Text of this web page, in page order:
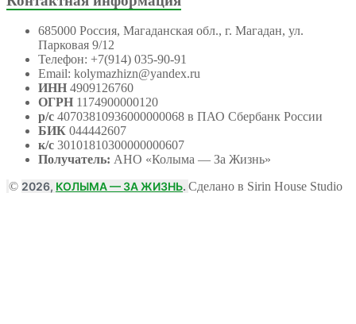
685000 Россия, Магаданская обл., г. Магадан, ул.
Парковая 9/12
Телефон: +7(914) 035-90-91
Email: kolymazhizn@yandex.ru
ИНН 4909126760
ОГРН 1174900000120
р/с 40703810936000000068 в ПАО Сбербанк России
БИК 044442607
к/с 30101810300000000607
Получатель: АНО «Колыма — За Жизнь»
© 2026, КОЛЫМА — ЗА ЖИЗНЬ. Сделано в Sirin House Studio